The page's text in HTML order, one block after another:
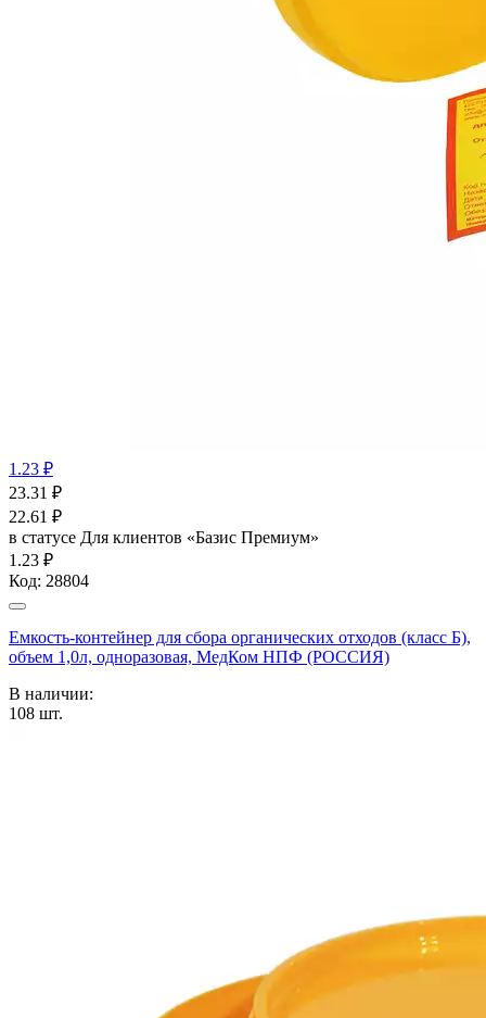
1.23 ₽
23.31 ₽
22.61 ₽
в статусе Для клиентов «Базис Премиум»
1.23 ₽
Код: 28804
Емкость-контейнер для сбора органических отходов (класс Б),
объем 1,0л, одноразовая, МедКом НПФ (РОССИЯ)
В наличии:
108 шт.